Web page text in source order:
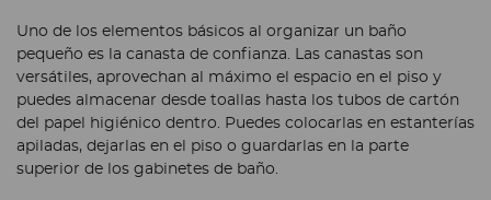
Uno de los elementos básicos al organizar un baño
pequeño es la canasta de confianza. Las canastas son
versátiles, aprovechan al máximo el espacio en el piso y
puedes almacenar desde toallas hasta los tubos de cartón
del papel higiénico dentro. Puedes colocarlas en estanterías
apiladas, dejarlas en el piso o guardarlas en la parte
superior de los gabinetes de baño.